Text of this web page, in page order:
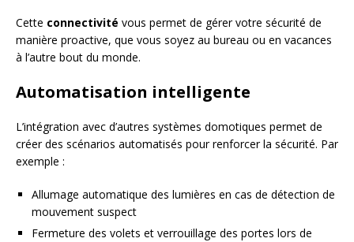
Cette connectivité vous permet de gérer votre sécurité de
manière proactive, que vous soyez au bureau ou en vacances
à l’autre bout du monde.
Automatisation intelligente
L’intégration avec d’autres systèmes domotiques permet de
créer des scénarios automatisés pour renforcer la sécurité. Par
exemple :
Allumage automatique des lumières en cas de détection de
mouvement suspect
Fermeture des volets et verrouillage des portes lors de